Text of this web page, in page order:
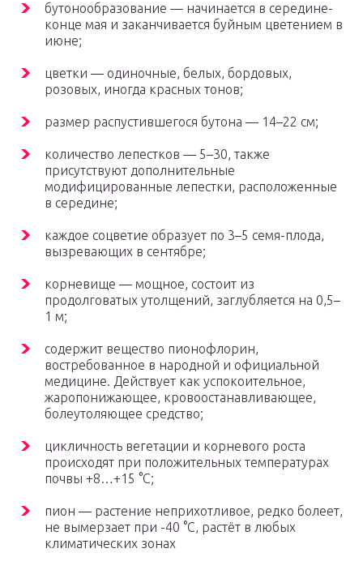
бутонообразование — начинается в середине-
конце мая и заканчивается буйным цветением в
июне;
цветки — одиночные, белых, бордовых,
розовых, иногда красных тонов;
размер распустившегося бутона — 14–22 см;
количество лепестков — 5–30, также
присутствуют дополнительные
модифицированные лепестки, расположенные
в середине;
каждое соцветие образует по 3–5 семя-плода,
вызревающих в сентябре;
корневище — мощное, состоит из
продолговатых утолщений, заглубляется на 0,5–
1 м;
содержит вещество пионофлорин,
востребованное в народной и официальной
медицине. Действует как успокоительное,
жаропонижающее, кровоостанавливающее,
болеутоляющее средство;
цикличность вегетации и корневого роста
происходят при положительных температурах
почвы +8…+15 °C;
пион — растение неприхотливое, редко болеет,
не вымерзает при -40 °C, растёт в любых
климатических зонах